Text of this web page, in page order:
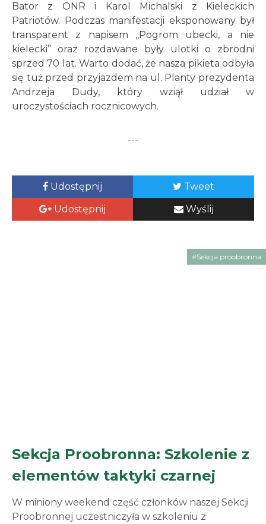
Bator z ONR i Karol Michalski z Kieleckich
Patriotów. Podczas manifestacji eksponowany był
transparent z napisem ,,Pogrom ubecki, a nie
kielecki” oraz rozdawane były ulotki o zbrodni
sprzed 70 lat. Warto dodać, że nasza pikieta odbyła
się tuż przed przyjazdem na ul. Planty prezydenta
Andrzeja Dudy, który wziął udział w
uroczystościach rocznicowych.
---
Udostępnij
Tweet
Udostępnij
Wyślij
#Sekcja proobronna
Sekcja Proobronna: Szkolenie z
elementów taktyki czarnej
W miniony weekend część członków naszej Sekcji
Proobronnej uczestniczyła w szkoleniu z